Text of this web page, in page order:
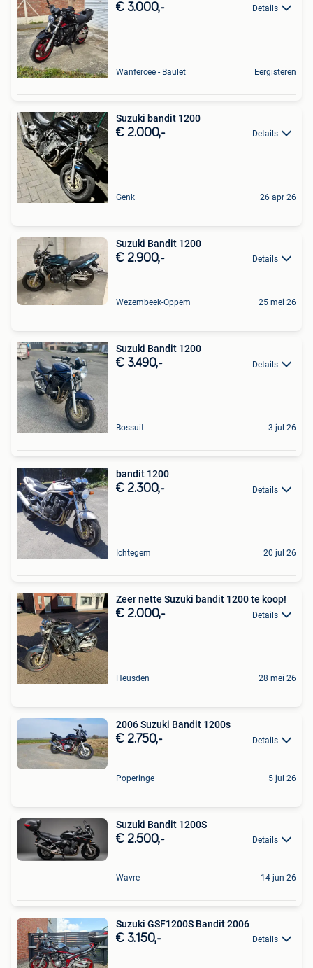
€ 3.000,- Details
Wanfercee - Baulet Eergisteren
Suzuki bandit 1200
€ 2.000,- Details
Genk 26 apr 26
Suzuki Bandit 1200
€ 2.900,- Details
Wezembeek-Oppem 25 mei 26
Suzuki Bandit 1200
€ 3.490,- Details
Bossuit 3 jul 26
bandit 1200
€ 2.300,- Details
Ichtegem 20 jul 26
Zeer nette Suzuki bandit 1200 te koop!
€ 2.000,- Details
Heusden 28 mei 26
2006 Suzuki Bandit 1200s
€ 2.750,- Details
Poperinge 5 jul 26
Suzuki Bandit 1200S
€ 2.500,- Details
Wavre 14 jun 26
Suzuki GSF1200S Bandit 2006
€ 3.150,- Details